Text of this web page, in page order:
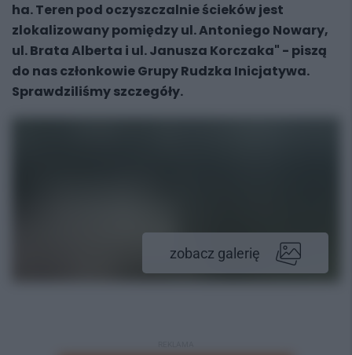
ha. Teren pod oczyszczalnie ścieków jest
zlokalizowany pomiędzy ul. Antoniego Nowary,
ul. Brata Alberta i ul. Janusza Korczaka" - piszą
do nas członkowie Grupy Rudzka Inicjatywa.
Sprawdziliśmy szczegóły.
zobacz galerię